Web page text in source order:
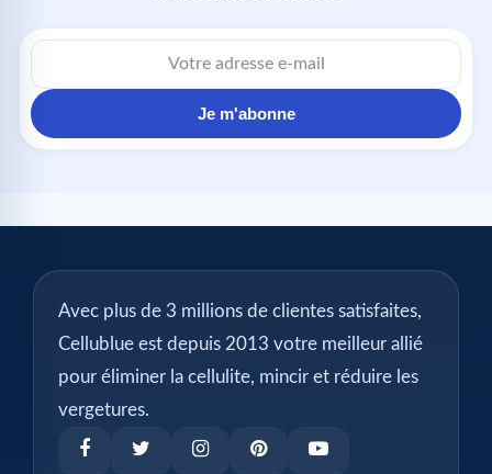
Adresse
e-
Je m'abonne
Avec plus de 3 millions de clientes satisfaites,
Cellublue est depuis 2013 votre meilleur allié
pour éliminer la cellulite, mincir et réduire les
vergetures.